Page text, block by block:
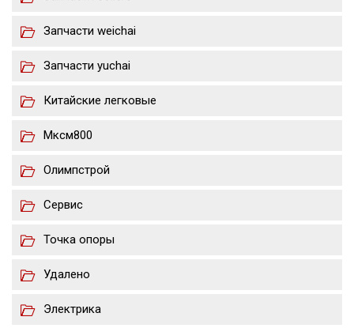
Запчасти weichai
Запчасти yuchai
Китайские легковые
Мксм800
Олимпстрой
Сервис
Точка опоры
Удалено
Электрика